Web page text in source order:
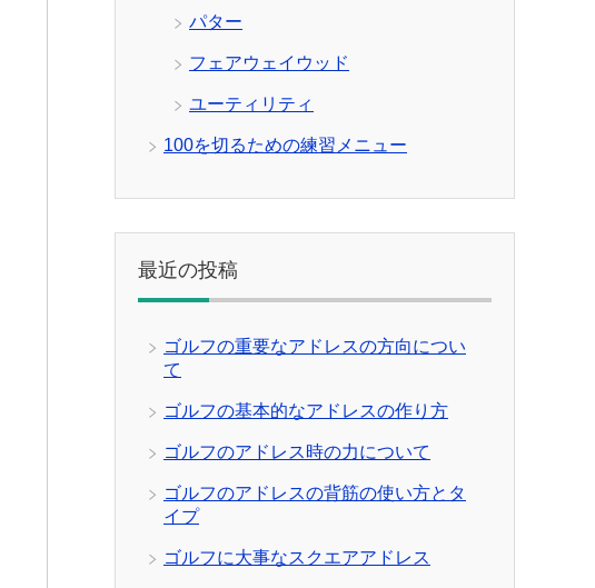
パター
フェアウェイウッド
ユーティリティ
100を切るための練習メニュー
最近の投稿
ゴルフの重要なアドレスの方向につい
て
ゴルフの基本的なアドレスの作り方
ゴルフのアドレス時の力について
ゴルフのアドレスの背筋の使い方とタ
イプ
ゴルフに大事なスクエアアドレス